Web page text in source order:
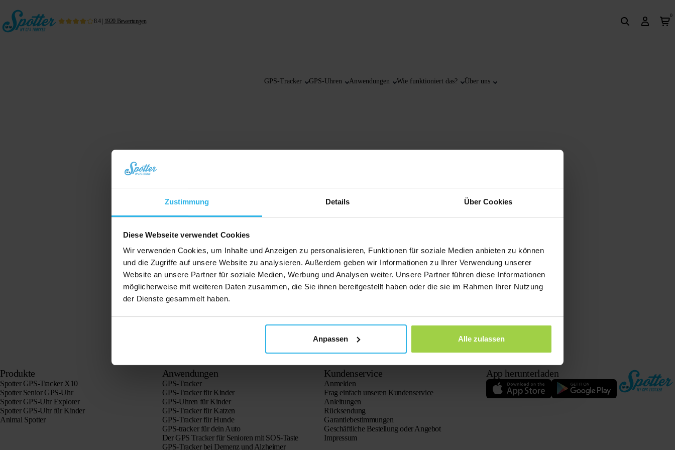
Zustimmung Details Über Cookies
Diese Webseite verwendet Cookies
Wir verwenden Cookies, um Inhalte und Anzeigen zu personalisieren, Funktionen für soziale Medien anbieten zu können
und die Zugriffe auf unsere Website zu analysieren. Außerdem geben wir Informationen zu Ihrer Verwendung unserer
Website an unsere Partner für soziale Medien, Werbung und Analysen weiter. Unsere Partner führen diese Informationen
möglicherweise mit weiteren Daten zusammen, die Sie ihnen bereitgestellt haben oder die sie im Rahmen Ihrer Nutzung
der Dienste gesammelt haben.
Anpassen Alle zulassen
8.4| 1920 Bewertungen
GPS-Tracker GPS-Uhren Anwendungen Wie funktioniert das? Über uns
0
Produkte
Spotter GPS-Tracker X10
Spotter Senior GPS-Uhr
Spotter GPS-Uhr Explorer
Spotter GPS-Uhr für Kinder
Animal Spotter
Anwendungen
GPS-Tracker
GPS-Tracker für Kinder
GPS-Uhren für Kinder
GPS-Tracker für Katzen
GPS-Tracker für Hunde
GPS-tracker für dein Auto
Der GPS Tracker für Senioren mit SOS-Taste
GPS-Tracker bei Demenz und Alzheimer
Kundenservice
Anmelden
Frag einfach unseren Kundenservice
Anleitungen
Rücksendung
Garantiebestimmungen
Geschäftliche Bestellung oder Angebot
Impressum
App herunterladen